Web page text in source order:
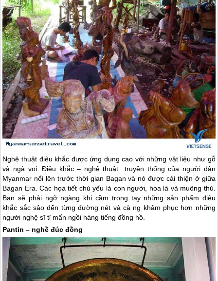
Nghệ thuật điêu khắc được ứng dụng cao với những vật liệu như gỗ
và ngà voi. Điêu khắc – nghệ thuật truyền thống của người dân
Myanmar nổi lên trước thời gian Bagan và nó được cải thiện ở giữa
Bagan Era. Các họa tiết chủ yếu là con người, hoa lá và muông thú.
Bạn sẽ phải ngỡ ngàng khi cầm trong tay những sản phẩm điêu
khắc sắc sảo đến từng đường nét và cà ng khâm phục hơn những
người nghệ sĩ tỉ mẩn ngồi hàng tiếng đồng hồ.
Pantin – nghề đúc đồng